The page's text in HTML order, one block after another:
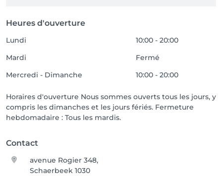
Heures d'ouverture
Lundi
10:00 - 20:00
Mardi
Fermé
Mercredi - Dimanche
10:00 - 20:00
Horaires d'ouverture Nous sommes ouverts tous les jours, y
compris les dimanches et les jours fériés. Fermeture
hebdomadaire : Tous les mardis.
Contact
avenue Rogier 348,
Schaerbeek 1030